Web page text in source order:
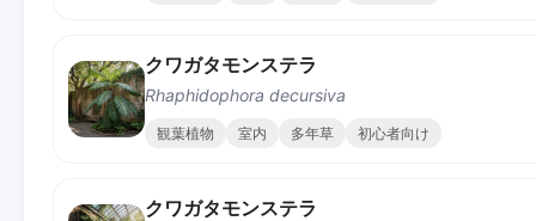
クワガタモンステラ
Rhaphidophora decursiva
観葉植物 室内 多年草 初心者向け
クワガタモンステラ